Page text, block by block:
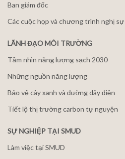
Ban giám đốc
Các cuộc họp và chương trình nghị
LÃNH ĐẠO MÔI TRƯỜNG
Tầm nhìn năng lượng sạch 2030
Những nguồn năng lượng
Bảo vệ cây xanh và đường dây điện
Tiết lộ thị trường carbon tự nguyện
SỰ NGHIỆP TẠI SMUD
Làm việc tại SMUD